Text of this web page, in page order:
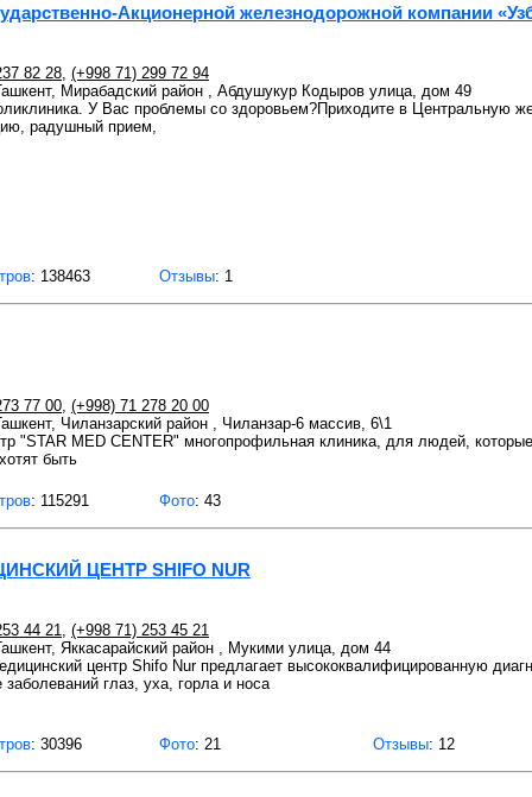
Акционерной железнодорожной компании
82 28, (+998 71) 299 72 94
Мирабадский район , Абдушукур Кодыров улица, дом 49
У Вас проблемы со здоровьем?Приходите в Центральную
радушный прием,
: 138463 Отзывы: 1
77 00, (+998) 71 278 20 00
Чиланзарский район , Чиланзар-6 массив, 6\1
"STAR MED CENTER" многопрофильная клиника, для людей,
быть
: 115291 Фото: 43
ЦЕНТР SHIFO NUR
44 21, (+998 71) 253 45 21
Яккасарайский район , Мукими улица, дом 44
центр Shifo Nur предлагает высококвалифицированную
заболеваний глаз, уха, горла и носа
: 30396 Фото: 21 Отзывы: 12